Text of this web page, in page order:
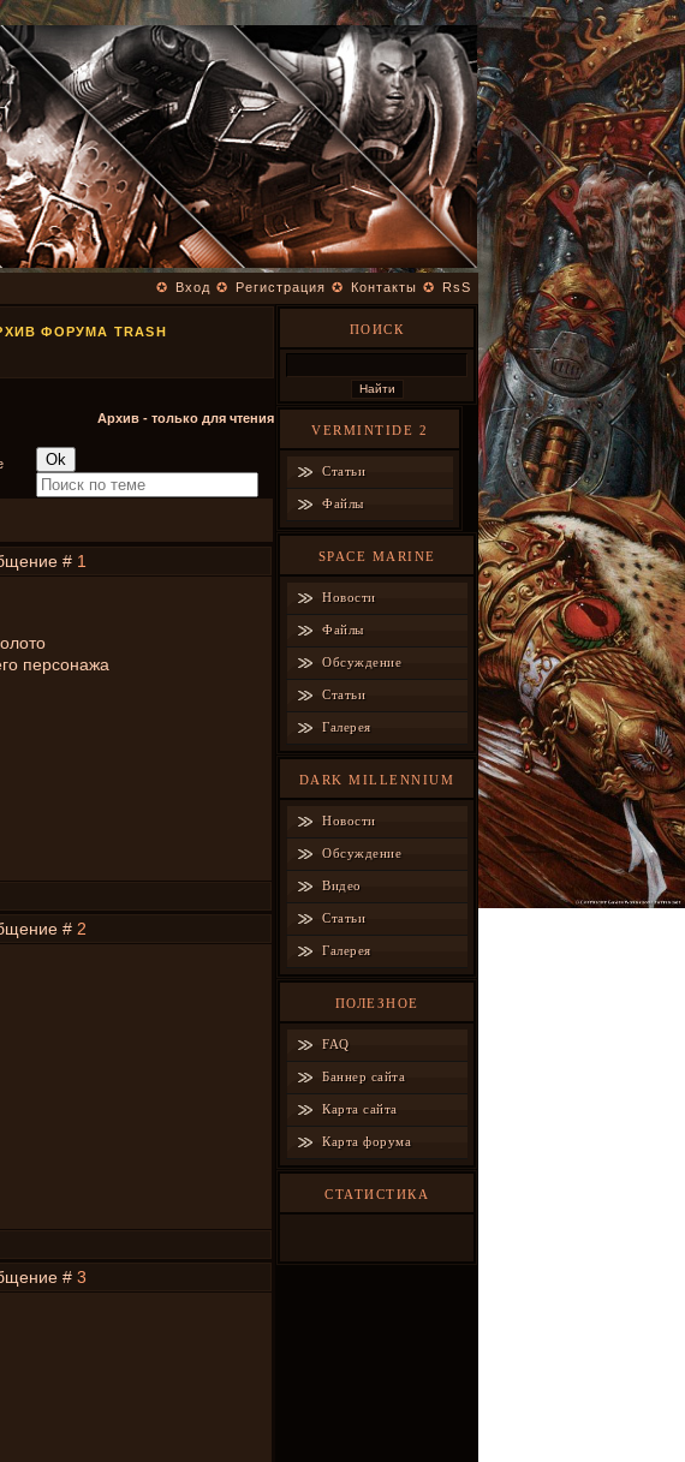
✪ Вход ✪ Регистрация ✪ Контакты ✪ RsS
ФОРУМА TRASH
Архив - только для чтения
# 1
персонажа
# 2
# 3
ПОИСК
VERMINTIDE 2
Статьи
Файлы
SPACE MARINE
Новости
Файлы
Обсуждение
Статьи
Галерея
DARK MILLENNIUM
Новости
Обсуждение
Видео
Статьи
Галерея
ПОЛЕЗНОЕ
FAQ
Баннер сайта
Карта сайта
Карта форума
СТАТИСТИКА